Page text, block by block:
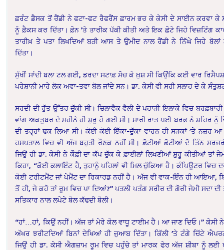
ਫ਼ਰੰਟ ਡੈਸਕ ਤੋਂ ਰੈਂਡੀ ਨੇ ਫਟਾ-ਫਟ ਰੈਫਰੈਂਸ ਫ਼ਾਰਮ ਭਰ ਕੇ ਕੇਸੀ ਦੇ ਸਾਈਨ ਕਰਵਾ ਕੇ
ਨੂੰ ਫ਼ੈਕਸ ਕਰ ਦਿੱਤਾ। ਫ਼ੋਨ ’ਤੇ ਤਾਰੀਕ ਪੱਕੀ ਕੀਤੀ ਅਤੇ ਇਕ ਛੋਟੇ ਜਿਹੇ ਵਿਜ਼ਟਿੰਗ
ਤਾਰੀਖ਼ ਤੇ ਪਤਾ ਲਿਖਦਿਆਂ ਬੜੀ ਆਸ ਤੇ ਉਮੀਦ ਨਾਲ ਰੈਂਡੀ ਨੇ ਨਿੱਘੇ ਜਿਹੇ ਬੋਲਾਂ
ਦਿੱਤਾ।
ਸੁੱਖੀਂ ਸਾਂਦੀ ਬਲਾ ਟਲ ਗਈ, ਡਰਦਾ ਸਟਾਫ਼ ਸੋਚ ਕੇ ਖ਼ੁਸ਼ ਸੀ ਕਿਉਂਕਿ ਕਈ ਵਾਰ
ਪਰੇਸ਼ਾਨੀ ਮਾਰੇ ਲੋਕ ਅਵਾ-ਤਵਾ ਬੋਲ ਜਾਂਦੇ ਸਨ। ਡਾ. ਕੇਸੀ ਵੀ ਸਹੀ ਸਲਾਹ ਦੇ ਕੇ
ਸਰਦੀ ਦੀ ਰੁੱਤ ਉੱਤਰ ਚੁੱਕੀ ਸੀ। ਚਿਲਾਵੈਕ ਵੈਲੀ ਦੇ ਪਹਾੜੀ ਇਲਾਕੇ ਵਿਚ
ਵਾਂਗ ਅਕਤੂਬਰ ਦੇ ਮਹੀਨੇ ਹੀ ਸ਼ੁਰੂ ਹੋ ਗਈ ਸੀ। ਸਾਰੀ ਰਾਤ ਪਈ ਬਰਫ਼ ਨੇ ਸ਼ਹਿਰ ਨੂੰ
ਦੀ ਤਰ੍ਹਾਂ ਢਕ ਲਿਆ ਸੀ। ਕੋਈ ਕੋਈ ਇੱਕਾ-ਦੁੱਕਾ ਵਾਹਨ ਹੀ ਸੜਕਾਂ ’ਤੇ ਨਜ਼ਰ ਆ
ਹਸਪਤਾਲ ਵਿਚ ਵੀ ਅੱਜ ਬਹੁਤੀ ਰੌਣਕ ਨਹੀਂ ਸੀ। ਛੋਟੀਆਂ ਛੋਟੀਆਂ ਦੋ ਤਿੰਨ
ਜਿਉਂ ਹੀ ਡਾ. ਕੇਸੀ ਨੇ ਕੌਫ਼ੀ ਦਾ ਕੱਪ ਚੁੱਕ ਕੇ ਫ਼ਾਈਲਾਂ ਲਿਖਣੀਆਂ ਸ਼ੁਰੂ ਕੀਤੀਆਂ ਤਾਂ
ਕਿਹਾ, “ਕੋਈ ਕਲਾਇੰਟ ਹੈ, ਤੁਹਾਨੂੰ ਪਹਿਲਾਂ ਵੀ ਮਿਲ ਚੁੱਕਿਆ ਹੈ। ਕੰਪਿਊਟਰ ਵਿਚ
ਕੋਈ ਟਰੀਟਮੈਂਟ ਜਾਂ ਪੇਮੈਂਟ ਦਾ ਰਿਕਾਰਡ ਨਹੀਂ ਹੈ। ਅੱਜ ਵੀ ਵਾਕ-ਇੰਨ ਹੀ ਆਇਆ,
ਤੋਂ ਹੀ, ਜੇ ਕਹੋ ਤਾਂ ਰੂਮ ਵਿਚ ਪਾ ਦਿਆਂ?” ਪਤਲੀ ਪਤੰਗ ਸਰੀਰ ਦੀ ਗੋਰੀ ਜੇਮੀ ਸਦਾ ਦੀ
ਸਤਿਕਾਰ ਨਾਲ ਲਪੇਟੇ ਬੋਲ ਕੱਢਦੀ ਬੋਲੀ।
“ਹਾਂ…ਹਾਂ, ਕਿਉਂ ਨਹੀਂ। ਅੱਜ ਤਾਂ ਮੇਰੇ ਕੋਲ ਵਾਧੂ ਟਾਈਮ ਹੈ। ਆ ਜਾਣ ਦਿਓ।” ਕੇਸੀ
ਅੱਖਰ ਝਰੀਟਦਿਆਂ ਬਿਨਾਂ ਦੇਖਿਆਂ ਹੀ ਜੁਆਬ ਦਿੱਤਾ। ਕਿੱਲੀ ’ਤੇ ਟੰਗੇ ਚਿੱਟੇ
ਜਿਉਂ ਹੀ ਡਾ. ਕੇਸੀ ਐਗਜ਼ਾਮ ਰੂਮ ਵਿਚ ਪਹੁੰਚੇ ਤਾਂ ਮਾਰਕ ਫੇਰ ਅੱਜ ਸ਼ੀਬਾ ਨੂੰ ਲਈ